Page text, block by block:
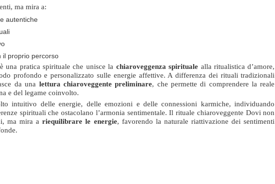
ma mira a:
autentiche
il proprio percorso
è una pratica spirituale che unisce la chiaroveggenza spirituale alla ritualistica d’amore,
profondo e personalizzato sulle energie affettive. A differenza dei rituali tradizionali
da una lettura chiaroveggente preliminare, che permette di comprendere la reale
e del legame coinvolto.
intuitivo delle energie, delle emozioni e delle connessioni karmiche, individuando
spirituali che ostacolano l’armonia sentimentale. Il rituale chiaroveggente Dovi non
ma mira ariequilibrare le energie, favorendo la naturale riattivazione dei sentimenti